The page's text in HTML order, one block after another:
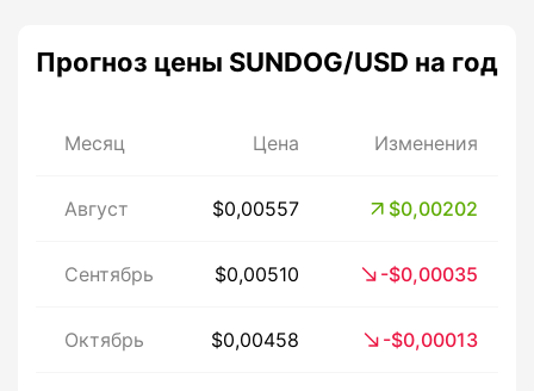
Прогноз цены SUNDOG/USD на год
Месяц Цена Изменения
Август $0,00557 $0,00202
Сентябрь $0,00510 -$0,00035
Октябрь $0,00458 -$0,00013